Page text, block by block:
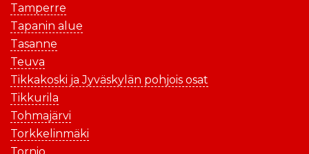
Tamperre
Tapanin alue
Tasanne
Teuva
Tikkakoski ja Jyväskylän pohjois osat
Tikkurila
Tohmajärvi
Torkkelinmäki
Tornio